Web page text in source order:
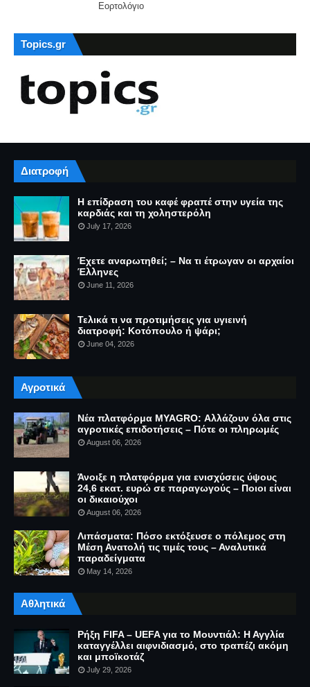
Εορτολόγιο
Topics.gr
Διατροφή
Η επίδραση του καφέ φραπέ στην υγεία της
καρδιάς και τη χοληστερόλη
July 17, 2026
Έχετε αναρωτηθεί; – Να τι έτρωγαν οι αρχαίοι
Έλληνες
June 11, 2026
Τελικά τι να προτιμήσεις για υγιεινή
διατροφή: Κοτόπουλο ή ψάρι;
June 04, 2026
Αγροτικά
Νέα πλατφόρμα MYAGRO: Αλλάζουν όλα στις
αγροτικές επιδοτήσεις – Πότε οι πληρωμές
August 06, 2026
Άνοιξε η πλατφόρμα για ενισχύσεις ύψους
24,6 εκατ. ευρώ σε παραγωγούς – Ποιοι είναι
οι δικαιούχοι
August 06, 2026
Λιπάσματα: Πόσο εκτόξευσε ο πόλεμος στη
Μέση Ανατολή τις τιμές τους – Αναλυτικά
παραδείγματα
May 14, 2026
Αθλητικά
Ρήξη FIFA – UEFA για το Μουντιάλ: Η Αγγλία
καταγγέλλει αιφνιδιασμό, στο τραπέζι ακόμη
και μποϊκοτάζ
July 29, 2026